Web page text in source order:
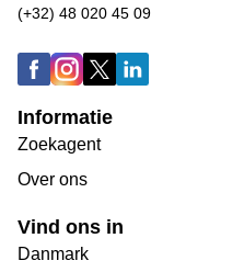
(+32) 48 020 45 09
Informatie
Zoekagent
Over ons
Vind ons in
Danmark